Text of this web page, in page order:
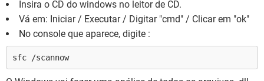
Insira o CD do windows no leitor de CD.
Vá em: Iniciar / Executar / Digitar "cmd" / Clicar em "ok"
No console que aparece, digite :
sfc /scannow